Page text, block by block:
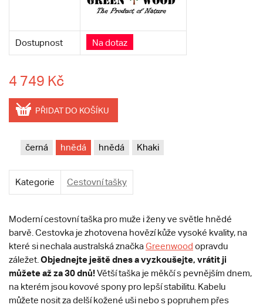
Dostupnost Na dotaz
4 749 Kč
PŘIDAT DO KOŠÍKU
černá hnědá hnědá Khaki
Kategorie Cestovní tašky
Moderní cestovní taška pro muže i ženy ve světle hnědé
barvě. Cestovka je zhotovena hovězí kůže vysoké kvality, na
které si nechala australská značka Greenwood opravdu
záležet. Objednejte ještě dnes a vyzkoušejte, vrátit ji
můžete až za 30 dnů!Větší taška je měkčí s pevnějším dnem,
na kterém jsou kovové spony pro lepší stabilitu. Kabelu
můžete nosit za delší kožené uši nebo s popruhem přes